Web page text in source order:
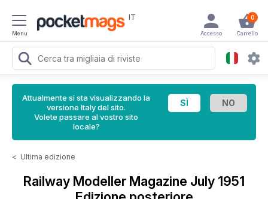
Menu
IT 0
Carrello
Accesso
Attualmente si sta visualizzando la
versione Italy del sito.
Volete passare al vostro sito
locale?
< Ultima edizione
Railway Modeller Magazine July 1951